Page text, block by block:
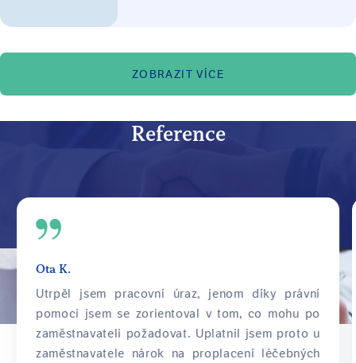
ZOBRAZIT VÍCE
Reference
Ota K.
Utrpěl jsem pracovní úraz, jenom díky právní
pomoci jsem se zorientoval v tom, co mohu po
zaměstnavateli požadovat. Uplatnil jsem proto u
zaměstnavatele nárok na proplacení léčebných